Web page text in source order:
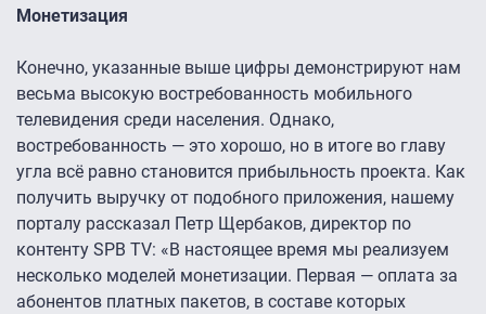
Монетизация
Конечно, указанные выше цифры демонстрируют нам
весьма высокую востребованность мобильного
телевидения среди населения. Однако,
востребованность — это хорошо, но в итоге во главу
угла всё равно становится прибыльность проекта. Как
получить выручку от подобного приложения, нашему
порталу рассказал Петр Щербаков, директор по
контенту SPB TV: «В настоящее время мы реализуем
несколько моделей монетизации. Первая — оплата за
абонентов платных пакетов, в составе которых